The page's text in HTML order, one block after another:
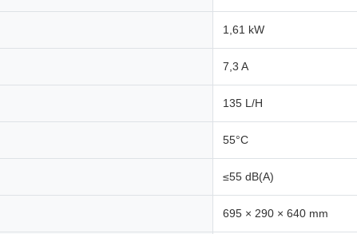
1,61 kW
7,3 A
135 L/H
55°C
≤55 dB(A)
695 × 290 × 640 mm